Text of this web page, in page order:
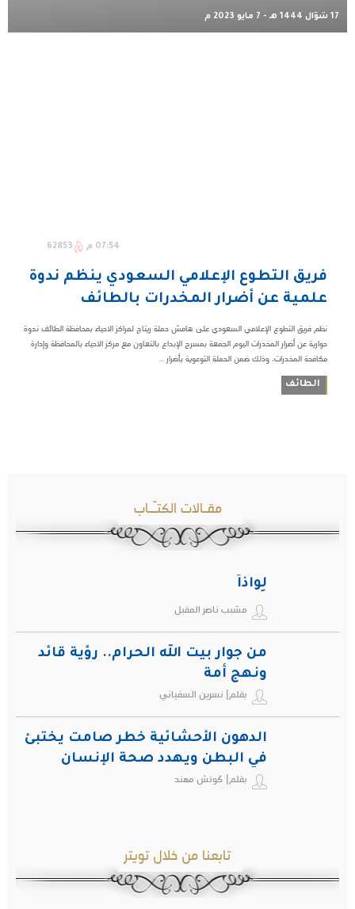
17 شوّال 1444 هـ - 7 مايو 2023 م
07:54 م 62853
فريق التطوع الإعلامي السعودي ينظم ندوة
علمية عن أضرار المخدرات بالطائف
نظم فريق التطوع الإعلامي السعودي على هامش حملة ريتاج لمراكز الاحياء بمحافظة الطائف ندوة
حوارية عن أضرار المخدرات اليوم الجمعة بمسرح الإبداع بالتعاون مع مركز الاحياء بالمحافظة وإدارة
مكافحة المخدرات، وذلك ضمن الحملة التوعوية بأضرار ...
الطائف
مقـالات الكتـّـاب
لِواذاً
مشبب ناصر المقبل
من جوار بيت الله الحرام.. رؤية قائد
ونهج أمة
بقلم| نسرين السفياني
الدهون الأحشائية خطر صامت يختبئ
في البطن ويهدد صحة الإنسان
بقلم| كوتش مهند
تابعنا من خلال تويتر